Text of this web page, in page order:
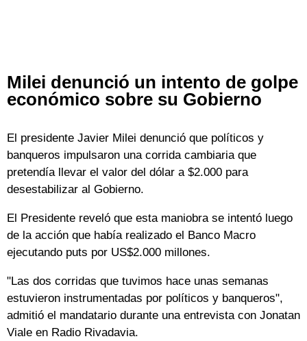
Milei denunció un intento de golpe
económico sobre su Gobierno
El presidente Javier Milei denunció que políticos y
banqueros impulsaron una corrida cambiaria que
pretendía llevar el valor del dólar a $2.000 para
desestabilizar al Gobierno.
El Presidente reveló que esta maniobra se intentó luego
de la acción que había realizado el Banco Macro
ejecutando puts por US$2.000 millones.
"Las dos corridas que tuvimos hace unas semanas
estuvieron instrumentadas por políticos y banqueros",
admitió el mandatario durante una entrevista con Jonatan
Viale en Radio Rivadavia.